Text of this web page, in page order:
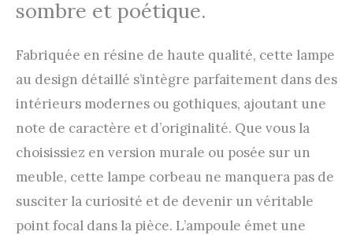
sombre et poétique.
Fabriquée en résine de haute qualité, cette lampe
au design détaillé s’intègre parfaitement dans des
intérieurs modernes ou gothiques, ajoutant une
note de caractère et d’originalité. Que vous la
choisissiez en version murale ou posée sur un
meuble, cette lampe corbeau ne manquera pas de
susciter la curiosité et de devenir un véritable
point focal dans la pièce. L’ampoule émet une